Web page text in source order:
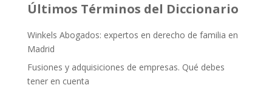
Últimos Términos del Diccionario
Winkels Abogados: expertos en derecho de familia en
Madrid
Fusiones y adquisiciones de empresas. Qué debes
tener en cuenta